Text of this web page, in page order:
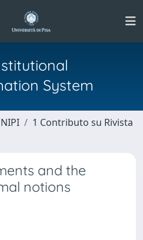
System
1 Contributo su Rivista
and the
notions